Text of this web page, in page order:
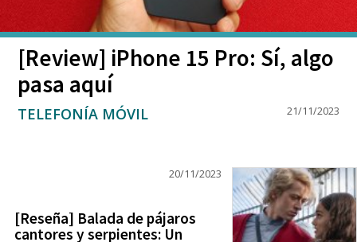
[Review] iPhone 15 Pro: Sí, algo
pasa aquí
21/11/2023
TELEFONÍA MÓVIL
20/11/2023
[Reseña] Balada de pájaros
cantores y serpientes: Un